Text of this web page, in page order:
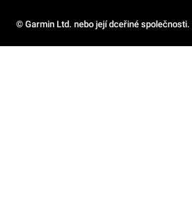
© Garmin Ltd. nebo její dceřiné